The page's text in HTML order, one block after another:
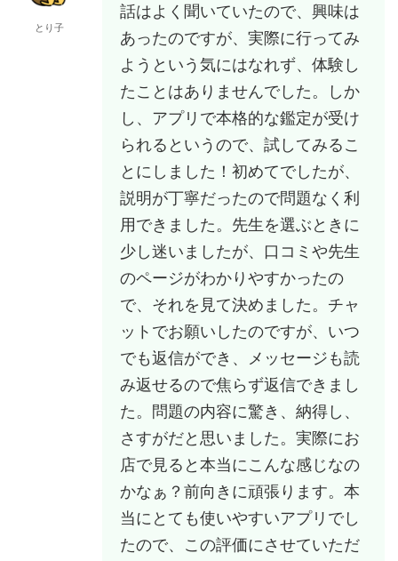
とり子
話はよく聞いていたので、興味は
あったのですが、実際に行ってみ
ようという気にはなれず、体験し
たことはありませんでした。しか
し、アプリで本格的な鑑定が受け
られるというので、試してみるこ
とにしました！初めてでしたが、
説明が丁寧だったので問題なく利
用できました。先生を選ぶときに
少し迷いましたが、口コミや先生
のページがわかりやすかったの
で、それを見て決めました。チャ
ットでお願いしたのですが、いつ
でも返信ができ、メッセージも読
み返せるので焦らず返信できまし
た。問題の内容に驚き、納得し、
さすがだと思いました。実際にお
店で見ると本当にこんな感じなの
かなぁ？前向きに頑張ります。本
当にとても使いやすいアプリでし
たので、この評価にさせていただ